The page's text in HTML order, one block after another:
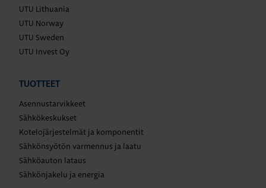
UTU Lithuania
UTU Norway
UTU Sweden
UTU Invest Oy
TUOTTEET
Asennustarvikkeet
Sähkökeskukset
Kotelojärjestelmät ja komponentit
Sähkönsyötön varmennus ja laatu
Sähköauton lataus
Sähkönjakelu ja energia